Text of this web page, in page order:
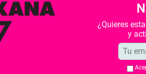
¿Quieres
y